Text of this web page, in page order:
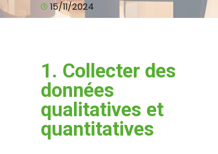
15/11/2024
1. Collecter des
données
qualitatives et
quantitatives